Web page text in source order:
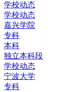
学校动态
学校动态
嘉兴学院
专科
本科
独立本科段
学校动态
宁波大学
专科